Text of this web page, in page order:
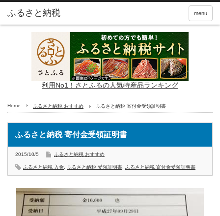
ふるさと納税 menu
利用No1！さとふるの人気特産品ランキング
Home ふるさと納税 おすすめ ふるさと納税 寄付金受領証明書
ふるさと納税 寄付金受領証明書
2015/10/5 ふるさと納税 おすすめ
ふるさと納税 入金 ふるさと納税 受領証明書 ふるさと納税 寄付金受領証明書